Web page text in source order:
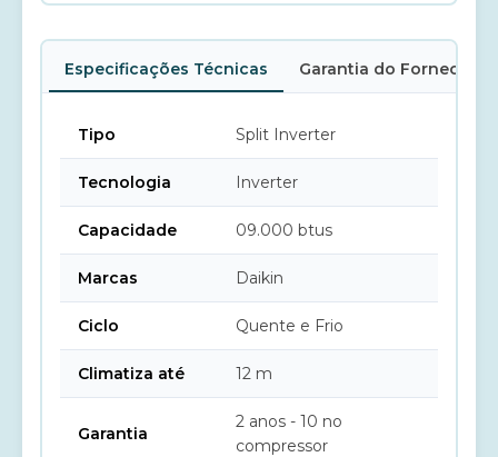
Especificações Técnicas Garantia do Fornecedor
Tipo Split Inverter
Tecnologia Inverter
Capacidade 09.000 btus
Marcas Daikin
Ciclo Quente e Frio
Climatiza até 12 m
Garantia
2 anos - 10 no
compressor